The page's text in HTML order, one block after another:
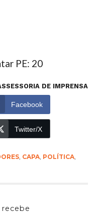
PE: 20
DE IMPRENSA
Facebook
Twitter/X
, CAPA, POLÍTICA,
recebe